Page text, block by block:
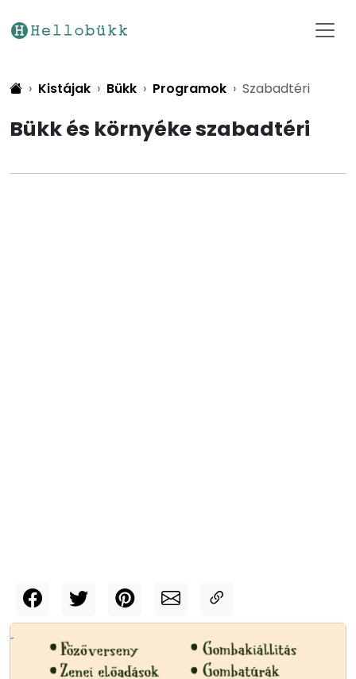
Kistájak Bükk Programok Szabadtéri
Bükk és környéke szabadtéri